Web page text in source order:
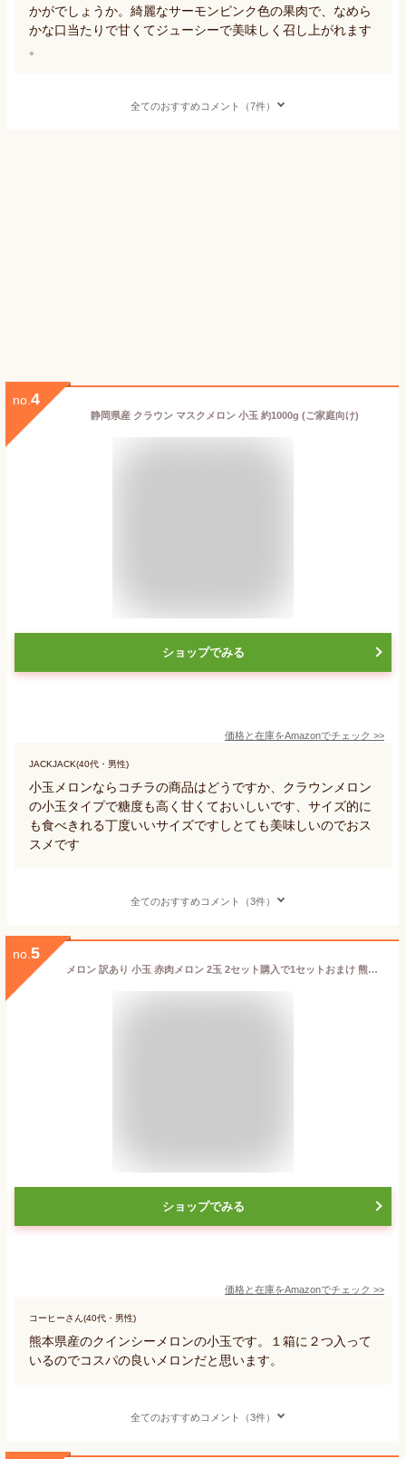
かがでしょうか。綺麗なサーモンピンク色の果肉で、なめら
かな口当たりで甘くてジューシーで美味しく召し上がれます
。
全てのおすすめコメント（7件）
no. 4
静岡県産 クラウン マスクメロン 小玉 約1000g (ご家庭向け)
ショップでみる
価格と在庫をAmazonでチェック >>
JACKJACK(40代・男性)
小玉メロンならコチラの商品はどうですか、クラウンメロン
の小玉タイプで糖度も高く甘くておいしいです、サイズ的に
も食べきれる丁度いいサイズですしとても美味しいのでおス
スメです
全てのおすすめコメント（3件）
no. 5
メロン 訳あり 小玉 赤肉メロン 2玉 2セット購入で1セットおまけ 熊本県産 クインシーメロン フルーツ
ショップでみる
価格と在庫をAmazonでチェック >>
コーヒーさん(40代・男性)
熊本県産のクインシーメロンの小玉です。１箱に２つ入って
いるのでコスパの良いメロンだと思います。
全てのおすすめコメント（3件）